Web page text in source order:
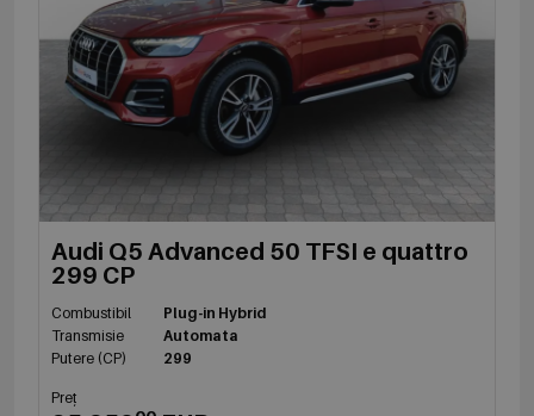
Audi Q5 Advanced 50 TFSI e quattro
299 CP
Combustibil
Plug-in Hybrid
Transmisie
Automata
Putere (CP)
299
Preț